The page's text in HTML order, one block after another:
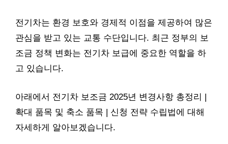
전기차는 환경 보호와 경제적 이점을 제공하여 많은
관심을 받고 있는 교통 수단입니다. 최근 정부의 보
조금 정책 변화는 전기차 보급에 중요한 역할을 하
고 있습니다.
아래에서 전기차 보조금 2025년 변경사항 총정리 |
확대 품목 및 축소 품목 | 신청 전략 수립법에 대해
자세하게 알아보겠습니다.